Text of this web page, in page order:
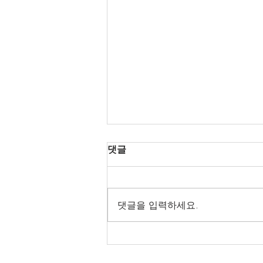
헬로밤 전국 오피가이드
댓글
댓글을 입력하세요.